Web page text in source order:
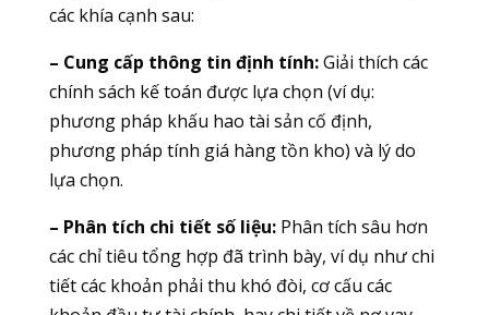
các khía cạnh sau:
– Cung cấp thông tin định tính:Giải thích các
chính sách kế toán được lựa chọn (ví dụ:
phương pháp khấu hao tài sản cố định,
phương pháp tính giá hàng tồn kho) và lý do
lựa chọn.
– Phân tích chi tiết số liệu:Phân tích sâu hơn
các chỉ tiêu tổng hợp đã trình bày, ví dụ như chi
tiết các khoản phải thu khó đòi, cơ cấu các